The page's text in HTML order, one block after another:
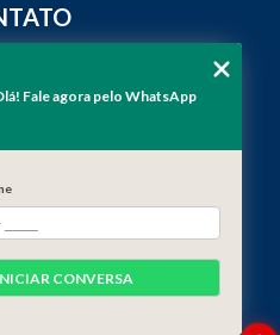
2923
7979
HOME
SOMOS
Fale agora pelo WhatsApp
CONVERSA